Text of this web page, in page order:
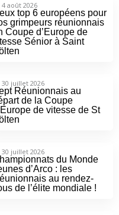
4 août 2026
top 6 européens pour
grimpeurs réunionnais
Coupe d’Europe de
Sénior à Saint
30 juillet 2026
Réunionnais au
de la Coupe
de vitesse de St
30 juillet 2026
du Monde
d’Arco : les
au rendez-
de l’élite mondiale !